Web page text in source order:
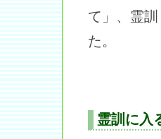
て」、霊
た。
霊訓に入